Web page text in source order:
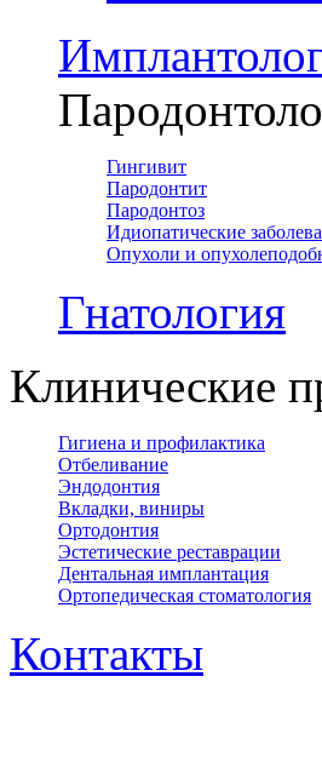
Гингивит
Пародонтит
Пародонтоз
Идиопатические
Опухоли и
Гнатология
Клинические
Гигиена и профилактика
Отбеливание
Эндодонтия
Вкладки, виниры
Ортодонтия
Эстетические реставрации
Дентальная имплантация
Ортопедическая cтоматология
Контакты